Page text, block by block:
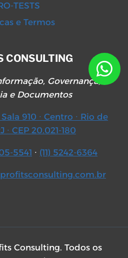
TESTS
e Termos
CONSULTING
Governança,
e Documentos
910 ∙ Centro ∙ Rio de
∙ CEP 20.021-180
5541 ∙ (11) 5242-6364
Consulting. Todos os